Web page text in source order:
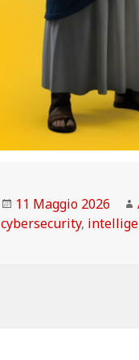
Scritto
il
11 Maggio 2026
cybersecurity,